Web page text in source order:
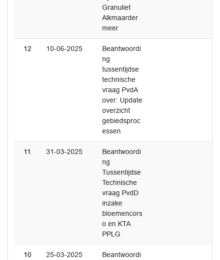
Granuliet
Alkmaarder
meer
12 10-06-2025
Beantwoordi
ng
tussentijdse
technische
vraag PvdA
over: Update
overzicht
gebiedsproc
essen
11 31-03-2025
Beantwoordi
ng
Tussentijdse
Technische
vraag PvdD
inzake
bloemencors
o en KTA
PPLG
10 25-03-2025
Beantwoordi